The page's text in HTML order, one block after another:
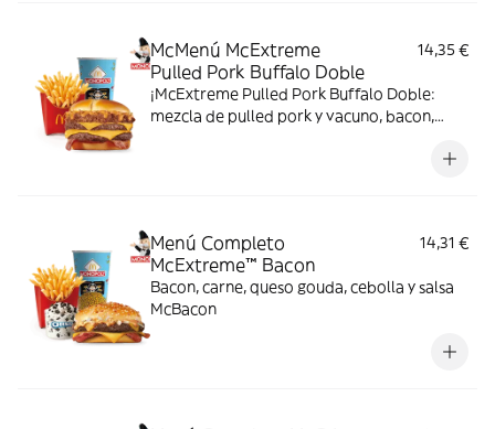
McMenú McExtreme
Pulled Pork Buffalo Doble
14,35 €
¡McExtreme Pulled Pork Buffalo Doble:
mezcla de pulled pork y vacuno, bacon,
Menú Completo
McExtreme™ Bacon
14,31 €
Bacon, carne, queso gouda, cebolla y salsa
McBacon